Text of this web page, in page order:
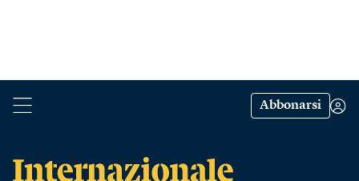
Abbonarsi